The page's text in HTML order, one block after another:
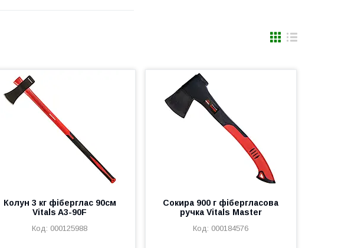
Колун 3 кг фіберглас 90см
Vitals A3-90F
000125988
Сокира 900 г фібергласова
ручка Vitals Master
000184576